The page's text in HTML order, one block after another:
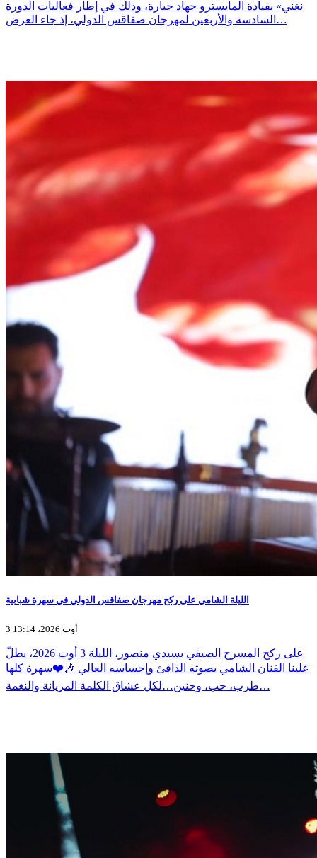
نغني» بقيادة المايسترو جهاد جبارة، وذلك في إطار فعاليات الدورة
السادسة والأربعين لمهرجان صفاقس الدولي، إذ جاء العرض…
الليلة الشامي على ركح مهرجان صفاقس الدولي في سهرة شبابية
3 أوت 2026، 13:14
على ركح المسرح الصيفي بسيدي منصور، الليلة 3 أوت 2026، يطلّ
علينا الفنان الشامي بصوته الدافئ وإحساسه العالي 🎶❤️سهرة كلها
طرب، حب، وحنين…لكل عشاق الكلمة المزيانة والنغمة…